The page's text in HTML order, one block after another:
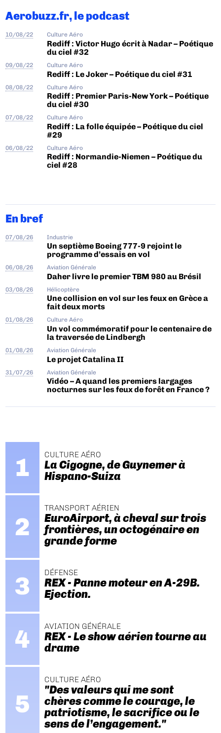
Aerobuzz.fr, le podcast
10/08/22 Culture Aéro
Rediff : Victor Hugo écrit à Nadar – Poétique
du ciel #32
09/08/22 Culture Aéro
Rediff : Le Joker – Poétique du ciel #31
08/08/22 Culture Aéro
Rediff : Premier Paris-New York – Poétique
du ciel #30
07/08/22 Culture Aéro
Rediff : La folle équipée – Poétique du ciel
#29
06/08/22 Culture Aéro
Rediff : Normandie-Niemen – Poétique du
ciel #28
En bref
07/08/26 Industrie
Un septième Boeing 777-9 rejoint le
programme d’essais en vol
06/08/26 Aviation Générale
Daher livre le premier TBM 980 au Brésil
03/08/26 Hélicoptère
Une collision en vol sur les feux en Grèce a
fait deux morts
01/08/26 Culture Aéro
Un vol commémoratif pour le centenaire de
la traversée de Lindbergh
01/08/26 Aviation Générale
Le projet Catalina II
31/07/26 Aviation Générale
Vidéo – A quand les premiers largages
nocturnes sur les feux de forêt en France ?
CULTURE AÉRO
La Cigogne, de Guynemer à
Hispano-Suiza
TRANSPORT AÉRIEN
EuroAirport, à cheval sur trois
frontières, un octogénaire en
grande forme
DÉFENSE
REX - Panne moteur en A-29B.
Ejection.
AVIATION GÉNÉRALE
REX - Le show aérien tourne au
drame
CULTURE AÉRO
"Des valeurs qui me sont
chères comme le courage, le
patriotisme, le sacrifice ou le
sens de l’engagement."